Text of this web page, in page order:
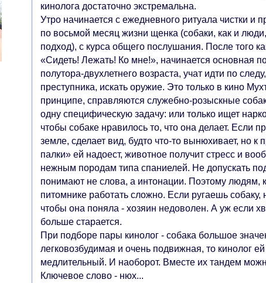
кинолога достаточно экстремальна.
Утро начинается с ежедневного ритуала чистки и
по восьмой месяц жизни щенка (собаки, как и
подход), с курса общего послушания. После того
«Сидеть! Лежать! Ко мне!», начинается основная
полутора-двухлетнего возраста, учат идти по
преступника, искать оружие. Это только в кино
принципе, справляются служебно-розыскные
одну специфическую задачу: или только ищет
чтобы собаке нравилось то, что она делает. Если
земле, сделает вид, будто что-то вынюхивает, но к
палки» ей надоест, животное получит стресс и
нежным породам типа спаниелей. Не допускать
понимают не слова, а интонации. Поэтому людям,
питомнике работать сложно. Если ругаешь
чтобы она поняла - хозяин недоволен. А уж если
больше старается.
При подборе пары кинолог - собака большое
легковозбудимая и очень подвижная, то кинолог
медлительный. И наоборот. Вместе их тандем
Ключевое слово - нюх...